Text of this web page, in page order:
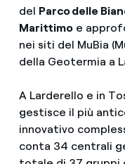
del Parco delle
Marittimo e
nei siti del MuBia
della Geotermia a
A Larderello e in
gestisce il più
innovativo
conta 34 centrali